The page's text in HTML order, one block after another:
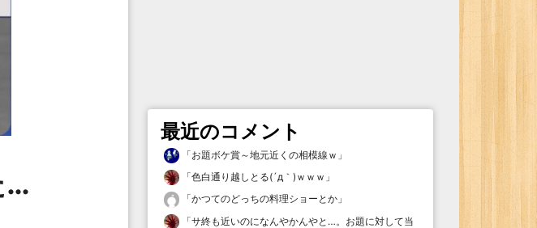
…
最近のコメント
「お題ボケ賞～地元近くの相模線ｗ 」
「色白通り越しとる(´д｀)ｗｗｗ 」
「かつてのどっちの料理ショーとか 」
「サ終も近いのになんやかんやと…。お題に対して当